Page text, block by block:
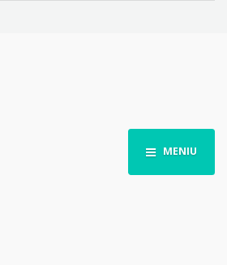
MENIU